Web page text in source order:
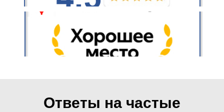
Ответы на частые